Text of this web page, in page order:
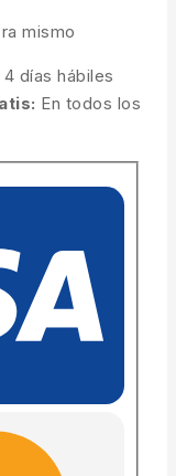
mismo
4 días hábiles
En todos los